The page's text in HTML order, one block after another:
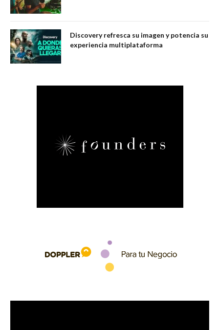
Discovery refresca su imagen y potencia su
experiencia multiplataforma